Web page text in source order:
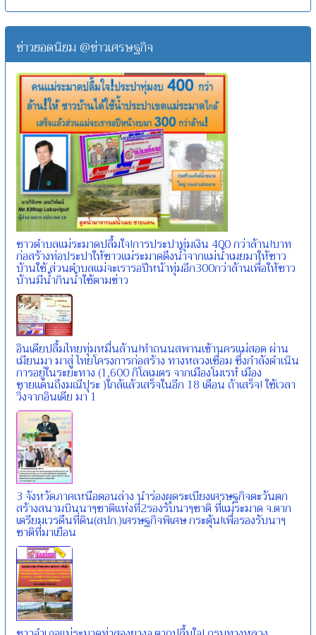
ข่าวยอดนิยม @ข่าวเศรษฐกิจ
ชาวตำบลแม่ระมาดปลื้มใจ!การประปาทุ่มเงิน 400 กว่าล้าน!บาท
ก่อสร้างท่อประปาให้ชาวแม่ระมาดดึงน้ำจากแม่น้ำเมยมาให้ชาว
บ้านใช้ ส่วนตำบลแม่จะเรารอปีหน้าทุ่มอีก300กว่าล้านเพื่อให้ชาว
บ้านมีน้ำกินน้ำใช้ตามข่าว
อินเดียปลื้มไทยทุ่มหมื่นล้าน!ทำถนนสพานเข้านครแม่สอด ผ่าน
เมียนมา มาสู่ ไทยโครงการก่อสร้าง ทางหลวงเชื่อม ซึ่งกำลังดำเนิน
การอยู่ในระยะทาง (1,600 กิโลเมตร จากเมืองโมเรห์ เมือง
ชายแดนถึงมณีปุระ )ใกล้แล้วเสร็จในอีก 18 เดือน ถ้าเสร็จ! ใช้เวลา
วิ่งจากอินเดีย มา 1
3 จังหวัดภาคเหนือตอนล่าง นำร่องผุดระเบียงเศรษฐกิจตะวันตก
สร้างสนามบินนาๆชาติแห่งที่2รองรับนาๆชาติ ที่แม่ระมาด จ.ตาก
เตรียมเวรดืนที่ดิน(สปก.)เศรษฐกิจพิเศษ กระตุ้น!เพื่อรองรับนาๆ
ชาติที่มาเยือน